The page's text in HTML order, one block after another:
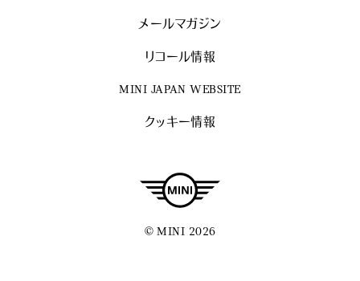
メールマガジン
リコール情報
MINI JAPAN WEBSITE
クッキー情報
© MINI 2026